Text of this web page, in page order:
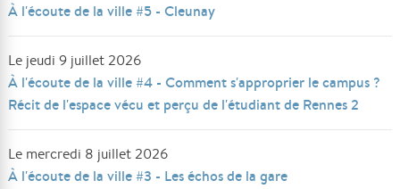
À l'écoute de la ville #5 - Cleunay
Le jeudi 9 juillet 2026
À l'écoute de la ville #4 - Comment s'approprier le campus ?
Récit de l'espace vécu et perçu de l'étudiant de Rennes 2
Le mercredi 8 juillet 2026
À l'écoute de la ville #3 - Les échos de la gare